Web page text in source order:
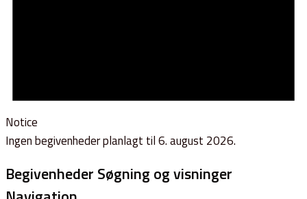
Notice
Ingen begivenheder planlagt til 6. august 2026.
Begivenheder Søgning og visninger